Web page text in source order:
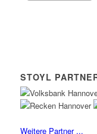
STOYL
Weitere Partner ...